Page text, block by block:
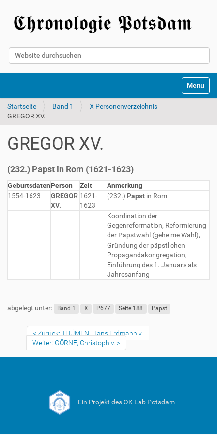
Website durchsuchen
Toggle
Startseite Band 1
X Personenverzeichnis
GREGOR XV.
GREGOR XV.
(232.) Papst in Rom (1621-1623)
GeburtsdatenPerson Zeit
Anmerkung
1554-1623
GREGOR
XV.
1621-
1623
(232.) Papst in Rom
Koordination der
Gegenreformation, Reformierung
der Papstwahl (geheime Wahl),
Gründung der päpstlichen
Propagandakongregation,
Einführung des 1. Januars als
Jahresanfang
abgelegt unter: Band 1 X P677 Seite 188 Papst
Zurück: THÜMEN, Hans Erdmann v.
Weiter: GÖRNE, Christoph v.
Ein Projekt des OK Lab Potsdam